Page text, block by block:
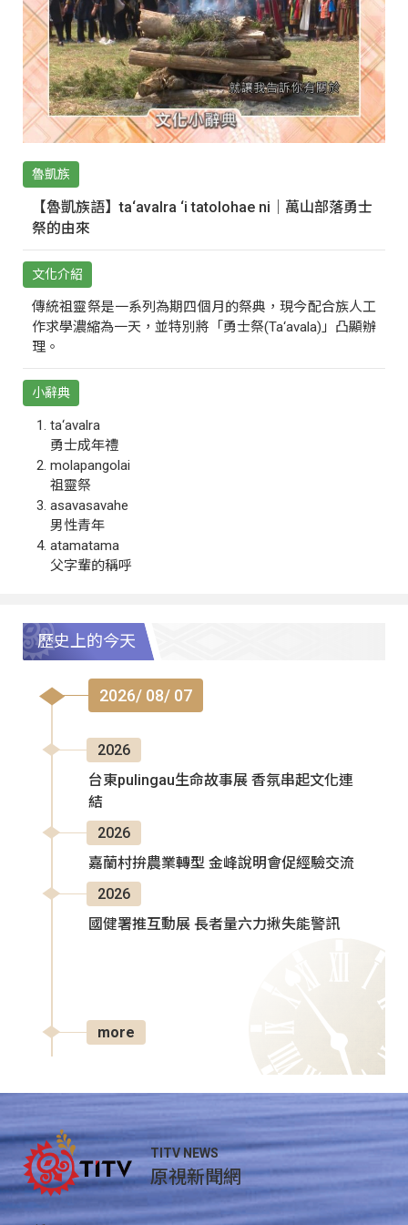
魯凱族
【魯凱族語】ta‘avalra ‘i tatolohae ni｜萬山部落勇士
祭的由來
文化介紹
傳統祖靈祭是一系列為期四個月的祭典，現今配合族人工
作求學濃縮為一天，並特別將「勇士祭(Ta‘avala)」凸顯辦
理。
小辭典
ta‘avalra
勇士成年禮
molapangolai
祖靈祭
asavasavahe
男性青年
atamatama
父字輩的稱呼
歷史上的今天
2026/ 08/ 07
2026
台東pulingau生命故事展 香氛串起文化連
結
2026
嘉蘭村拚農業轉型 金峰說明會促經驗交流
2026
國健署推互動展 長者量六力揪失能警訊
more
TITV NEWS
原視新聞網